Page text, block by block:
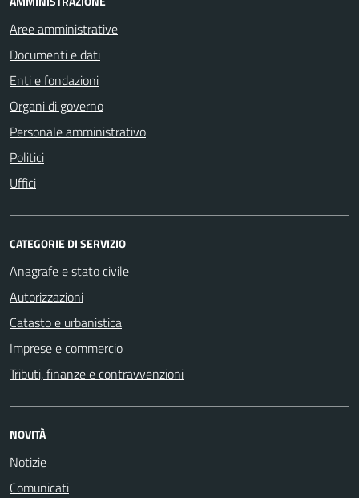
Aree amministrative
Documenti e dati
Enti e fondazioni
Organi di governo
Personale amministrativo
Politici
Uffici
CATEGORIE DI SERVIZIO
Anagrafe e stato civile
Autorizzazioni
Catasto e urbanistica
Imprese e commercio
Tributi, finanze e contravvenzioni
NOVITÀ
Notizie
Comunicati